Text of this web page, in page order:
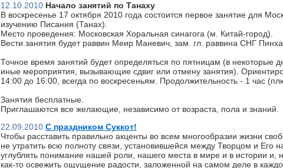
12.10.2010 Начало занятий по Танаху
В воскресенье 17 октября 2010 года состоится первое занятие для
изучению Писания (Танах).
Место проведения: Московская Хоральная синагога (м. Китай-город).
Вести занятия будет раввин Меир Маневич, зам. гл. раввина СНГ
Точное время занятий будет определяться по пятницам (в некоторые
иные мероприятия, вызывающие сдвиг или отмену занятия).
14:00 до 16:00, всегда по воскресеньям. Продолжительность - 1 час
Занятия бесплатные.
Приглашаются все желающие, независимо от возраста, пола и знаний.
22.09.2010 С праздником Суккот!
Чтобы расставить правильно акценты во всем многообразии жизни
не утратить всю полноту связи, установившейся между Творцом и Его
углублять понимание нашей роли, нашего места в мире и в истории и,
как-то освежить ощущение радости, заложенной на самом деле в